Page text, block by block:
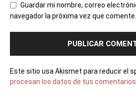
Guardar mi nombre, correo
navegador la próxima vez que comente.
Este sitio usa Akismet para reducir el
procesan los datos de tus comentarios.